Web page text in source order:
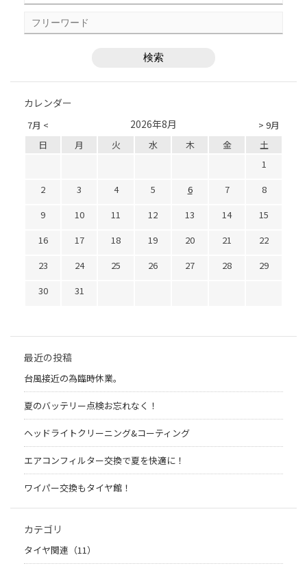
カレンダー
7月 < > 9月
2026年8月
日 月 火 水 木 金
土
1
2
3 4 5 6 7
8
9
10 11 12 13 14
15
16
17 18 19 20 21
22
23
24 25 26 27 28
29
30
31
最近の投稿
台風接近の為臨時休業。
夏のバッテリー点検お忘れなく！
ヘッドライトクリーニング&コーティング
エアコンフィルター交換で夏を快適に！
ワイパー交換もタイヤ館！
カテゴリ
タイヤ関連（11）